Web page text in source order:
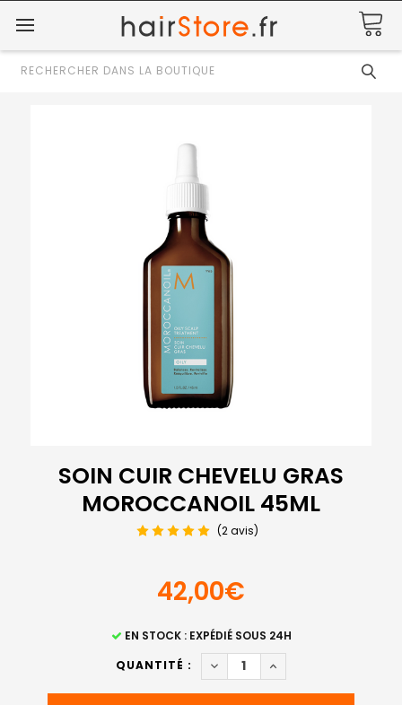
Rechercher
SOIN CUIR CHEVELU GRAS
MOROCCANOIL 45ML
(2 avis)
42,00€
EN STOCK : EXPÉDIÉ SOUS 24H
QUANTITÉ :
DIMINUER LA QUANTITÉ DE
AUGMENTER LA